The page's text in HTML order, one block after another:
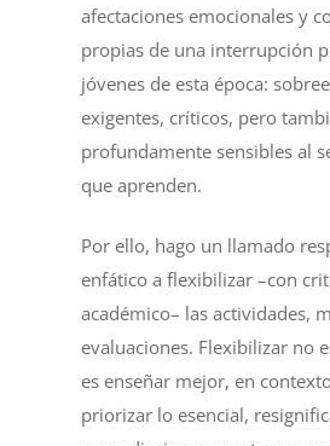
afectaciones emocionales y
propias de una interrupción
jóvenes de esta época:
exigentes, críticos, pero
profundamente sensibles al
que aprenden.
Por ello, hago un llamado
enfático a flexibilizar –con
académico– las actividades,
evaluaciones. Flexibilizar no
es enseñar mejor, en
priorizar lo esencial,